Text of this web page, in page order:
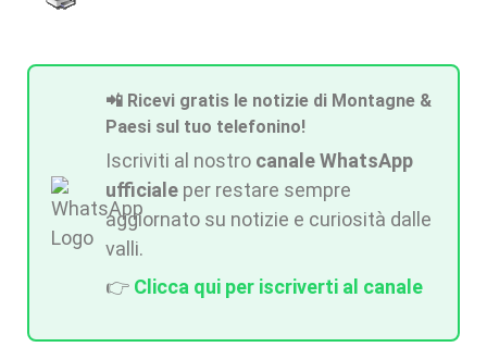
📲 Ricevi gratis le notizie di Montagne &
Paesi sul tuo telefonino!
Iscriviti al nostro canale WhatsApp
ufficiale per restare sempre
aggiornato su notizie e curiosità dalle
valli.
👉 Clicca qui per iscriverti al canale